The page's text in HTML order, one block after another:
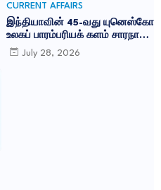
CURRENT AFFAIRS
இந்தியாவின் 45-வது யுனெஸ்கோ
உலகப் பாரம்பரியக் களம் சாரநாத்:
TNPSC CURRENT AFFAIRS IN
TAMIL JULY 2026
July 28, 2026